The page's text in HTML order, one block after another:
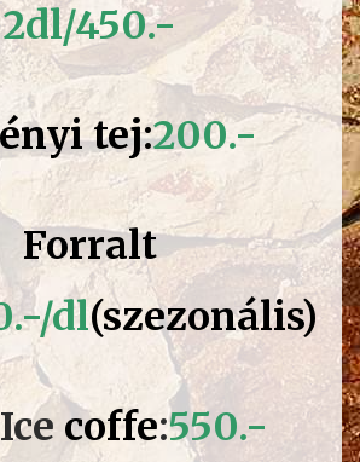
2dl/450.-
tej:200.-
Forralt
dl(szezonális)
coffe:550.-